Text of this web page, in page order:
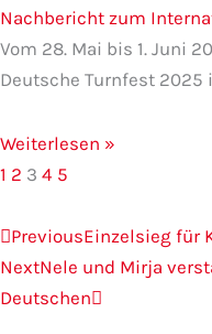
Nachbericht zum
Vom 28. Mai bis 1. Juni
Deutsche Turnfest 2025
Weiterlesen »
1 2 3 4 5
Zurück
PreviousEinzelsieg für
NextNele und Mirja
Deutschen
Nächster